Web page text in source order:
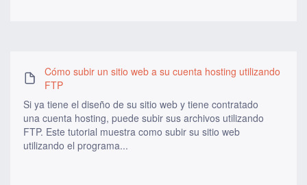
Cómo subir un sitio web a su cuenta hosting utilizando
FTP
Si ya tiene el diseño de su sitio web y tiene contratado
una cuenta hosting, puede subir sus archivos utilizando
FTP. Este tutorial muestra como subir su sitio web
utilizando el programa...